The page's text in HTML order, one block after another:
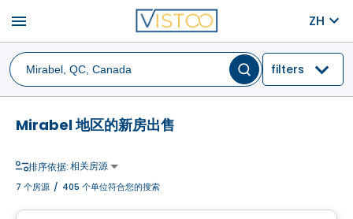
menu ZH
filters
Mirabel 地区的新房出售
排序依据:相关房源
7 个房源 / 405 个单位符合您的搜索